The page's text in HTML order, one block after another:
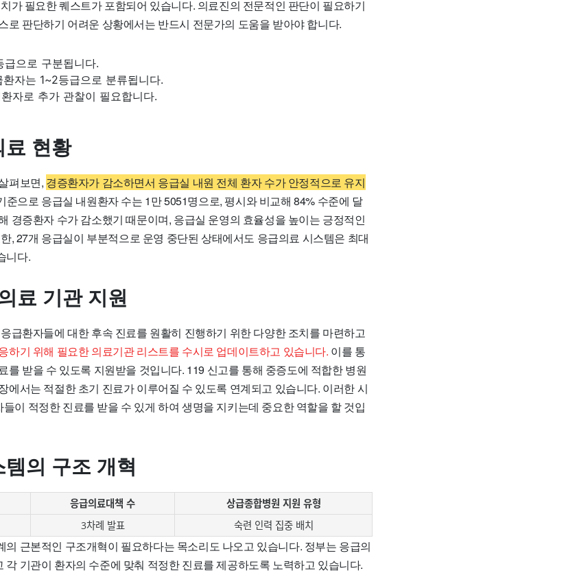
가 필요한 퀘스트가 포함되어 있습니다. 의료진의 전문적인 판단이 필요하기
로 판단하기 어려운 상황에서는 반드시 전문가의 도움을 받아야 합니다.
으로 구분됩니다.
자는 1~2등급으로 분류됩니다.
자로 추가 관찰이 필요합니다.
료 현황
펴보면, 경증환자가 감소하면서 응급실 내원 전체 환자 수가 안정적으로 유지
준으로 응급실 내원환자 수는 1만 5051명으로, 평시와 비교해 84% 수준에 달
경증환자 수가 감소했기 때문이며, 응급실 운영의 효율성을 높이는 긍정적인
, 27개 응급실이 부분적으로 운영 중단된 상태에서도 응급의료 시스템은 최대
니다.
료 기관 지원
급환자들에 대한 후속 진료를 원활히 진행하기 위한 다양한 조치를 마련하고
하기 위해 필요한 의료기관 리스트를 수시로 업데이트하고 있습니다. 이를 통
를 받을 수 있도록 지원받을 것입니다. 119 신고를 통해 중증도에 적합한 병원
에서는 적절한 초기 진료가 이루어질 수 있도록 연계되고 있습니다. 이러한 시
이 적정한 진료를 받을 수 있게 하여 생명을 지키는데 중요한 역할을 할 것입
의 구조 개혁
응급의료대책 수
상급종합병원 지원 유형
3차례 발표 숙련 인력 집중 배치
의 근본적인 구조개혁이 필요하다는 목소리도 나오고 있습니다. 정부는 응급의
각 기관이 환자의 수준에 맞춰 적정한 진료를 제공하도록 노력하고 있습니다.